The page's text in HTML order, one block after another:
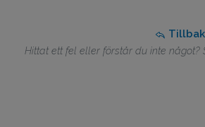
Hittat ett fel eller förstår du inte något?